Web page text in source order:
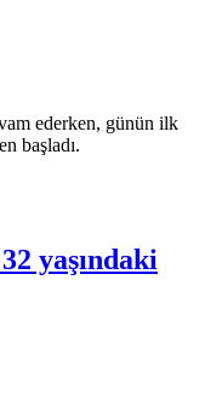
ederken, günün ilk
başladı.
yaşındaki